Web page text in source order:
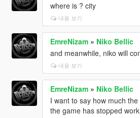
where is ? city
내용 보기
EmreNizam» Niko Bellic
and meanwhile, niko will
내용 보기
EmreNizam» Niko Bellic
I want to say how much
the game has stopped